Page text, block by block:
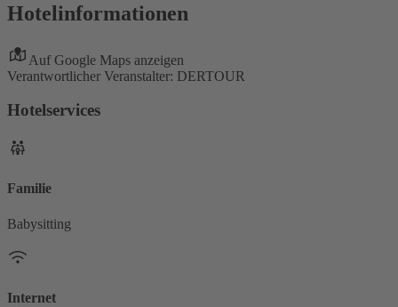
Hotelinformationen
Auf Google Maps anzeigen
Verantwortlicher Veranstalter: DERTOUR
Hotelservices
Familie
Babysitting
Internet